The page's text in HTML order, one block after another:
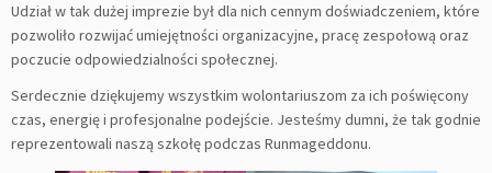
Udział w tak dużej imprezie był dla nich cennym doświadczeniem, które
pozwoliło rozwijać umiejętności organizacyjne, pracę zespołową oraz
poczucie odpowiedzialności społecznej.
Serdecznie dziękujemy wszystkim wolontariuszom za ich poświęcony
czas, energię i profesjonalne podejście. Jesteśmy dumni, że tak godnie
reprezentowali naszą szkołę podczas Runmageddonu.